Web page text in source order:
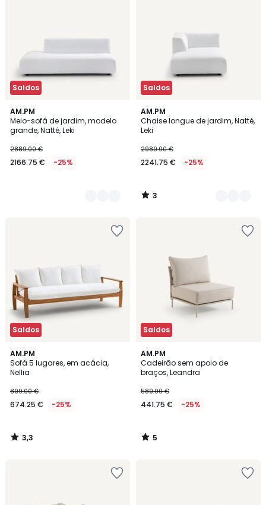
Saldos
AM.PM
Meio-sofá de jardim, modelo
grande, Natté, Leki
2889.00 €
2166.75 € -25%
2
Cores
Saldos
AM.PM
Chaise longue de jardim, Natté,
Leki
2989.00 €
2241.75 € -25%
3
/
5
2
Cores
3
/
Saldos
AM.PM
Sofá 5 lugares, em acácia,
Nellia
899.00 €
674.25 € -25%
3,3
/ 5
3,3
/
Saldos
AM.PM
Cadeirão sem apoio de
braços, Leandra
589.00 €
441.75 € -25%
5
/
5
5
/